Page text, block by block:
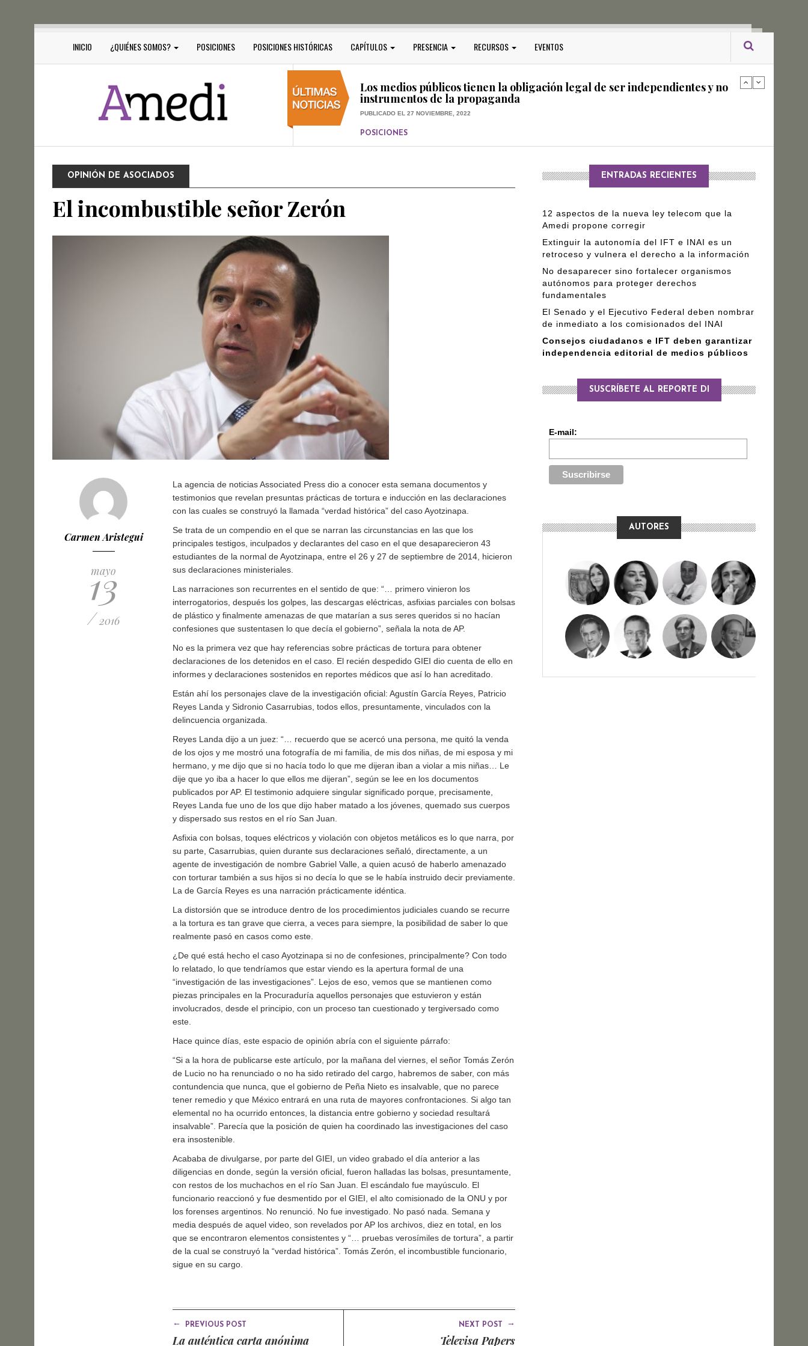
INICIO ¿QUIÉNES SOMOS? POSICIONES POSICIONES HISTÓRICAS CAPÍTULOS PRESENCIA RECURSOS EVENTOS
PUBLICADO EL 17 DICIEMBRE, 2022
Los medios públicos tienen la obligación legal de ser independientes y no
instrumentos de la propaganda
PUBLICADO EL 27 NOVIEMBRE, 2022
POSICIONES
Consejos ciudadanos e IFT deben garantizar independencia editorial de
OPINIÓN DE ASOCIADOS
El incombustible señor Zerón
Carmen Aristegui
mayo
13
/ 2016
La agencia de noticias Associated Press dio a conocer esta semana documentos y
testimonios que revelan presuntas prácticas de tortura e inducción en las declaraciones
con las cuales se construyó la llamada “verdad histórica” del caso Ayotzinapa.
Se trata de un compendio en el que se narran las circunstancias en las que los
principales testigos, inculpados y declarantes del caso en el que desaparecieron 43
estudiantes de la normal de Ayotzinapa, entre el 26 y 27 de septiembre de 2014, hicieron
sus declaraciones ministeriales.
Las narraciones son recurrentes en el sentido de que: “… primero vinieron los
interrogatorios, después los golpes, las descargas eléctricas, asfixias parciales con bolsas
de plástico y finalmente amenazas de que matarían a sus seres queridos si no hacían
confesiones que sustentasen lo que decía el gobierno”, señala la nota de AP.
No es la primera vez que hay referencias sobre prácticas de tortura para obtener
declaraciones de los detenidos en el caso. El recién despedido GIEI dio cuenta de ello en
informes y declaraciones sostenidos en reportes médicos que así lo han acreditado.
Están ahí los personajes clave de la investigación oficial: Agustín García Reyes, Patricio
Reyes Landa y Sidronio Casarrubias, todos ellos, presuntamente, vinculados con la
delincuencia organizada.
Reyes Landa dijo a un juez: “… recuerdo que se acercó una persona, me quitó la venda
de los ojos y me mostró una fotografía de mi familia, de mis dos niñas, de mi esposa y mi
hermano, y me dijo que si no hacía todo lo que me dijeran iban a violar a mis niñas… Le
dije que yo iba a hacer lo que ellos me dijeran”, según se lee en los documentos
publicados por AP. El testimonio adquiere singular significado porque, precisamente,
Reyes Landa fue uno de los que dijo haber matado a los jóvenes, quemado sus cuerpos
y dispersado sus restos en el río San Juan.
Asfixia con bolsas, toques eléctricos y violación con objetos metálicos es lo que narra, por
su parte, Casarrubias, quien durante sus declaraciones señaló, directamente, a un
agente de investigación de nombre Gabriel Valle, a quien acusó de haberlo amenazado
con torturar también a sus hijos si no decía lo que se le había instruido decir previamente.
La de García Reyes es una narración prácticamente idéntica.
La distorsión que se introduce dentro de los procedimientos judiciales cuando se recurre
a la tortura es tan grave que cierra, a veces para siempre, la posibilidad de saber lo que
realmente pasó en casos como este.
¿De qué está hecho el caso Ayotzinapa si no de confesiones, principalmente? Con todo
lo relatado, lo que tendríamos que estar viendo es la apertura formal de una
“investigación de las investigaciones”. Lejos de eso, vemos que se mantienen como
piezas principales en la Procuraduría aquellos personajes que estuvieron y están
involucrados, desde el principio, con un proceso tan cuestionado y tergiversado como
este.
Hace quince días, este espacio de opinión abría con el siguiente párrafo:
“Si a la hora de publicarse este artículo, por la mañana del viernes, el señor Tomás Zerón
de Lucio no ha renunciado o no ha sido retirado del cargo, habremos de saber, con más
contundencia que nunca, que el gobierno de Peña Nieto es insalvable, que no parece
tener remedio y que México entrará en una ruta de mayores confrontaciones. Si algo tan
elemental no ha ocurrido entonces, la distancia entre gobierno y sociedad resultará
insalvable”. Parecía que la posición de quien ha coordinado las investigaciones del caso
era insostenible.
Acababa de divulgarse, por parte del GIEI, un video grabado el día anterior a las
diligencias en donde, según la versión oficial, fueron halladas las bolsas, presuntamente,
con restos de los muchachos en el río San Juan. El escándalo fue mayúsculo. El
funcionario reaccionó y fue desmentido por el GIEI, el alto comisionado de la ONU y por
los forenses argentinos. No renunció. No fue investigado. No pasó nada. Semana y
media después de aquel video, son revelados por AP los archivos, diez en total, en los
que se encontraron elementos consistentes y “… pruebas verosímiles de tortura”, a partir
de la cual se construyó la “verdad histórica”. Tomás Zerón, el incombustible funcionario,
sigue en su cargo.
← PREVIOUS POST
La auténtica carta anónima
NEXT POST →
Televisa Papers
ENTRADAS RECIENTES
12 aspectos de la nueva ley telecom que la
Amedi propone corregir
Extinguir la autonomía del IFT e INAI es un
retroceso y vulnera el derecho a la información
No desaparecer sino fortalecer organismos
autónomos para proteger derechos
fundamentales
El Senado y el Ejecutivo Federal deben nombrar
de inmediato a los comisionados del INAI
Consejos ciudadanos e IFT deben garantizar
independencia editorial de medios públicos
SUSCRÍBETE AL REPORTE DI
E-mail:
AUTORES